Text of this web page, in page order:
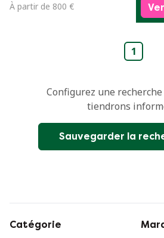
À partir de 800 €
1
Configurez une
tiendrons
Sauvegarder la
Catégorie